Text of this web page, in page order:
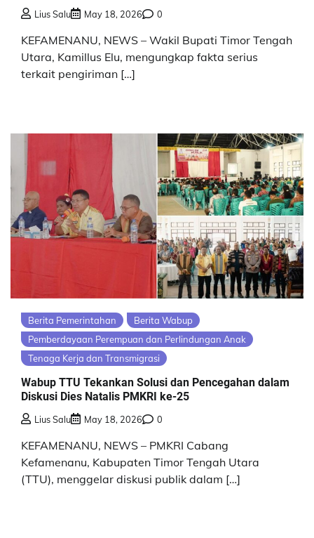
Lius Salu May 18, 2026 0
KEFAMENANU, NEWS – Wakil Bupati Timor Tengah
Utara, Kamillus Elu, mengungkap fakta serius
terkait pengiriman […]
Berita Pemerintahan
Berita Wabup
Pemberdayaan Perempuan dan Perlindungan Anak
Tenaga Kerja dan Transmigrasi
Wabup TTU Tekankan Solusi dan Pencegahan dalam
Diskusi Dies Natalis PMKRI ke-25
Lius Salu May 18, 2026 0
KEFAMENANU, NEWS – PMKRI Cabang
Kefamenanu, Kabupaten Timor Tengah Utara
(TTU), menggelar diskusi publik dalam […]